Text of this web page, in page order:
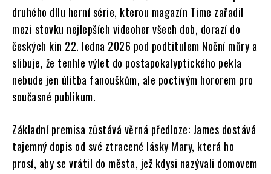
druhého dílu herní série, kterou magazín Time zařadil
mezi stovku nejlepších videoher všech dob, dorazí do
českých kin 22. ledna 2026 pod podtitulem Noční můry a
slibuje, že tenhle výlet do postapokalyptického pekla
nebude jen úlitba fanouškům, ale poctivým hororem pro
současné publikum.
Základní premisa zůstává věrná předloze: James dostává
tajemný dopis od své ztracené lásky Mary, která ho
prosí, aby se vrátil do města, jež kdysi nazývali domovem